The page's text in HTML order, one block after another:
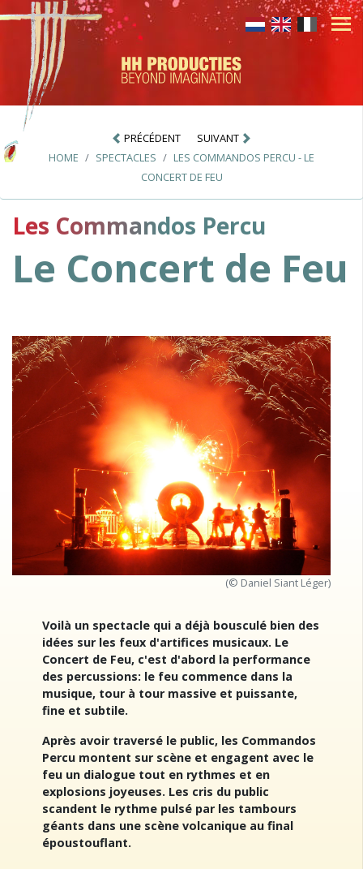
PRÉCÉDENT
SUIVANT
HOME
SPECTACLES
LES COMMANDOS PERCU - LE
CONCERT DE FEU
Les Commandos Percu
Le Concert de Feu
(© Daniel Siant Léger)
Voilà un spectacle qui a déjà bousculé bien des
idées sur les feux d'artifices musicaux. Le
Concert de Feu, c'est d'abord la performance
des percussions: le feu commence dans la
musique, tour à tour massive et puissante,
fine et subtile.
Après avoir traversé le public, les Commandos
Percu montent sur scène et engagent avec le
feu un dialogue tout en rythmes et en
explosions joyeuses. Les cris du public
scandent le rythme pulsé par les tambours
géants dans une scène volcanique au final
époustouflant.